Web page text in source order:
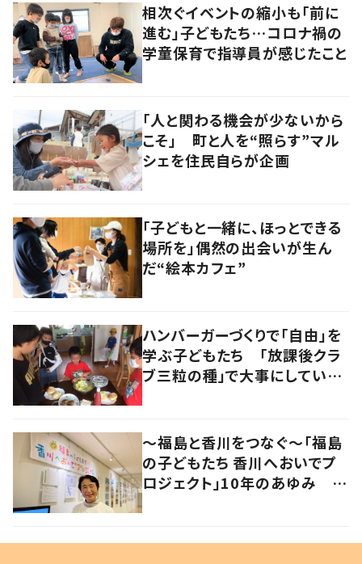
相次ぐイベントの縮小も「前に
進む」子どもたち…コロナ禍の
学童保育で指導員が感じたこと
「人と関わる機会が少ないから
こそ」 町と人を“照らす”マル
シェを住民自らが企画
「子どもと一緒に、ほっとできる
場所を」偶然の出会いが生ん
だ“絵本カフェ”
ハンバーガーづくりで「自由」を
学ぶ子どもたち 「放課後クラ
ブ三粒の種」で大事にしている
～福島と香川をつなぐ～「福島
の子どもたち 香川へおいでプ
ロジェクト」10年のあゆみ #